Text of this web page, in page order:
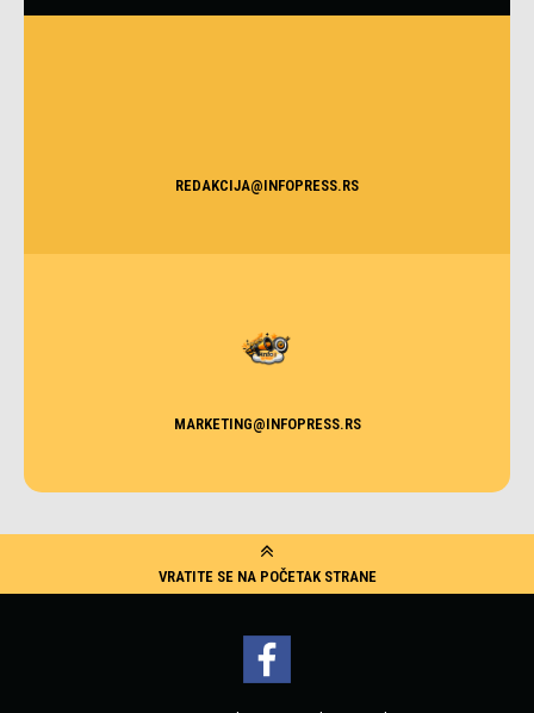
REDAKCIJA@INFOPRESS.RS
MARKETING@INFOPRESS.RS
VRATITE SE NA POČETAK STRANE